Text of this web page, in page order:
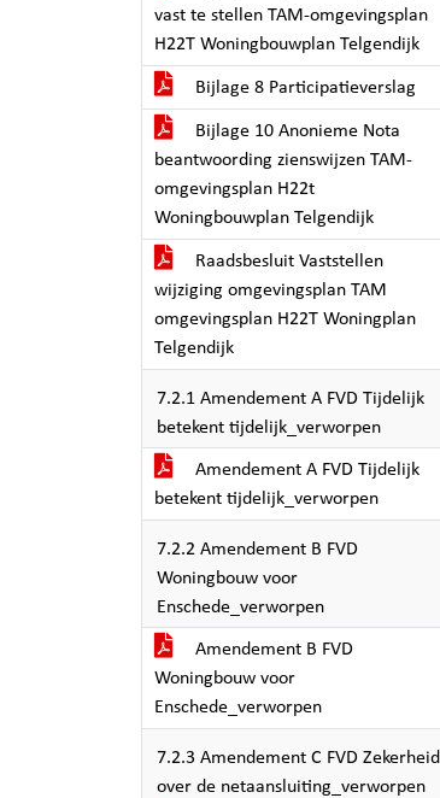
vast te stellen TAM-omgevingsplan
H22T Woningbouwplan Telgendijk
Bijlage 8 Participatieverslag
Bijlage 10 Anonieme Nota
beantwoording zienswijzen TAM-
omgevingsplan H22t
Woningbouwplan Telgendijk
Raadsbesluit Vaststellen
wijziging omgevingsplan TAM
omgevingsplan H22T Woningplan
Telgendijk
7.2.1 Amendement A FVD Tijdelijk
betekent tijdelijk_verworpen
Amendement A FVD Tijdelijk
betekent tijdelijk_verworpen
7.2.2 Amendement B FVD
Woningbouw voor
Enschede_verworpen
Amendement B FVD
Woningbouw voor
Enschede_verworpen
7.2.3 Amendement C FVD Zekerheid
over de netaansluiting_verworpen